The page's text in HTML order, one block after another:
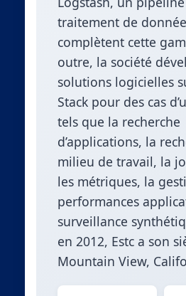
traitement de
complètent cette
outre, la société
solutions logicielles
Stack pour des cas
tels que la recherche
d’applications, la
milieu de travail, la
les métriques, la
performances
surveillance
en 2012, Estc a son
Mountain View,